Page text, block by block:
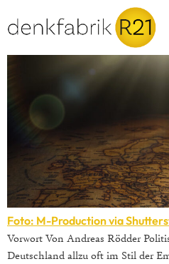
Foto: M-Production via
Vorwort Von Andreas Rödder
Deutschland allzu oft im Stil der